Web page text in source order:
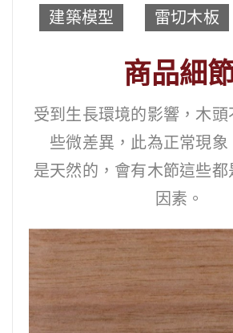
建築模型 雷切木板
商品細
受到生長環境的影響，木頭
些微差異，此為正常現象
是天然的，會有木節這些都
因素。